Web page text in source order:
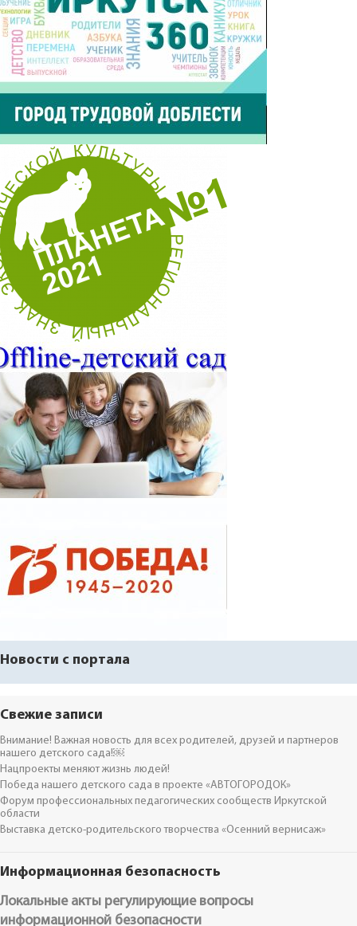
Новости с портала
Свежие записи
Внимание! Важная новость для всех родителей, друзей и партнеров
нашего детского сада!￼
Нацпроекты меняют жизнь людей!
Победа нашего детского сада в проекте «АВТОГОРОДОК»
Форум профессиональных педагогических сообществ Иркутской
области
Выставка детско-родительского творчества «Осенний вернисаж»
Информационная безопасность
Локальные акты регулирующие вопросы
информационной безопасности